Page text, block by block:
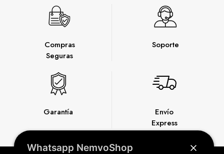
Garantía
Compras
Seguras
Envío
Express
Soporte
Whatsapp NemvoShop